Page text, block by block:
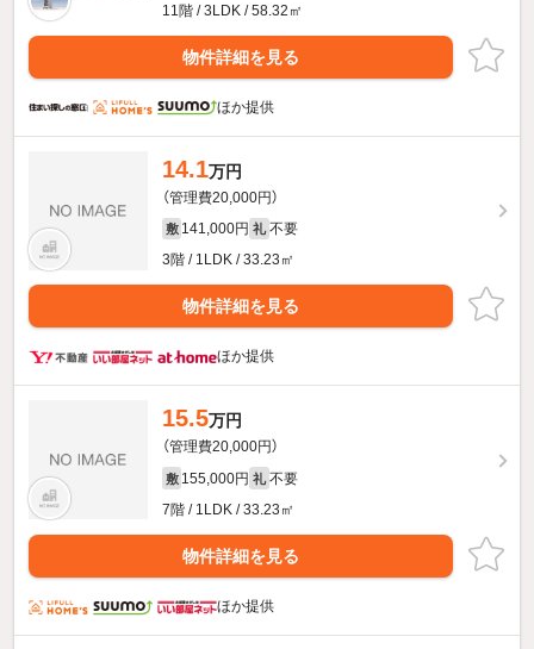
11階 / 3LDK / 58.32㎡
物件詳細を見る
ほか提供
14.1万円
（管理費20,000円）
敷 141,000円 礼 不要
3階 / 1LDK / 33.23㎡
物件詳細を見る
ほか提供
15.5万円
（管理費20,000円）
敷 155,000円 礼 不要
7階 / 1LDK / 33.23㎡
物件詳細を見る
ほか提供